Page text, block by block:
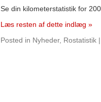
Se din kilometerstatistik for
Læs resten af dette indlæg »
Posted in Nyheder, Rostatistik